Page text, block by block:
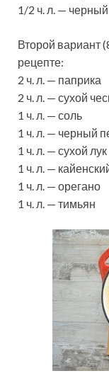
1/2 ч. л. —
Второй вариант
рецепте:
2 ч. л. — паприка
2 ч. л. — сухой
1 ч. л. — соль
1 ч. л. — черный
1 ч. л. — сухой лук
1 ч. л. —
1 ч. л. — орегано
1 ч. л. — тимьян